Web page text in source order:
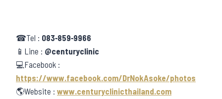
☎Tel : 083-859-9966
📱Line : @centuryclinic
💻Facebook :
https://www.facebook.com/DrNokAsoke/photos
🌎Website :www.centuryclinicthailand.com